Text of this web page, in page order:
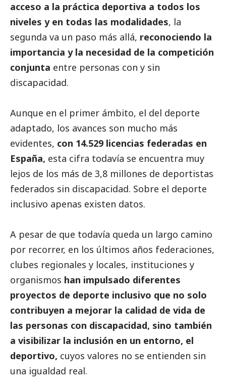
acceso a la práctica deportiva a todos los
niveles y en todas las modalidades, la
segunda va un paso más allá, reconociendo la
importancia y la necesidad de la competición
conjunta entre personas con y sin
discapacidad.
Aunque en el primer ámbito, el del deporte
adaptado, los avances son mucho más
evidentes, con 14.529 licencias federadas en
España, esta cifra todavía se encuentra muy
lejos de los más de 3,8 millones de deportistas
federados sin discapacidad. Sobre el deporte
inclusivo apenas existen datos.
A pesar de que todavía queda un largo camino
por recorrer, en los últimos años federaciones,
clubes regionales y locales, instituciones y
organismos han impulsado diferentes
proyectos de deporte inclusivo que no solo
contribuyen a mejorar la calidad de vida de
las personas con discapacidad, sino también
a visibilizar la inclusión en un entorno, el
deportivo, cuyos valores no se entienden sin
una igualdad real.